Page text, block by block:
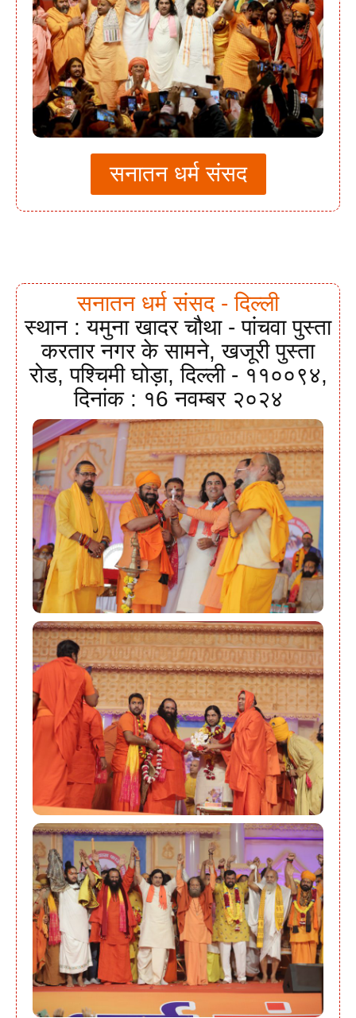
सनातन धर्म संसद
सनातन धर्म संसद - दिल्ली
स्थान : यमुना खादर चौथा - पांचवा पुस्ता
करतार नगर के सामने, खजूरी पुस्ता
रोड, पश्चिमी घोड़ा, दिल्ली - ११००९४,
दिनांक : १6 नवम्बर २०२४